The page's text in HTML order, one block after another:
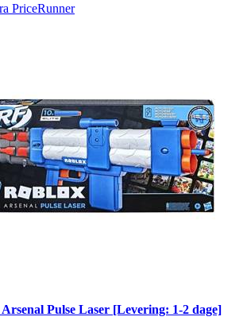
PriceRunner
Pulse Laser [Levering: 1-2 dage]